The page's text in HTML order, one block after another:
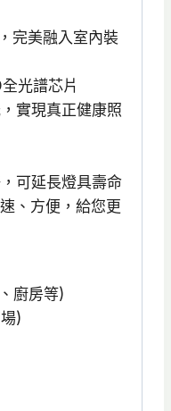
完美融入室內裝
光譜芯片
實現真正健康照
可延長燈具壽命
、方便，給您更
廚房等)
)